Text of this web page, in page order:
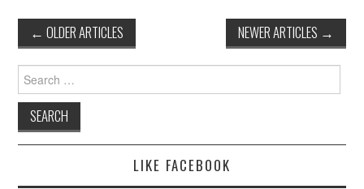
Post
navigation
← OLDER ARTICLES NEWER ARTICLES →
Search
for:
LIKE FACEBOOK